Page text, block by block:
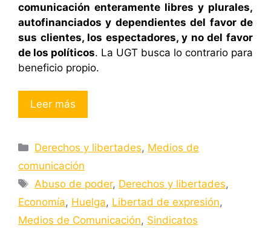
comunicación enteramente libres y plurales,
autofinanciados y dependientes del favor de
sus clientes, los espectadores, y no del favor
de los políticos. La UGT busca lo contrario para
beneficio propio.
Leer más
Categorías
Derechos y libertades, Medios de
comunicación
Etiquetas
Abuso de poder, Derechos y libertades,
Economía, Huelga, Libertad de expresión,
Medios de Comunicación, Sindicatos